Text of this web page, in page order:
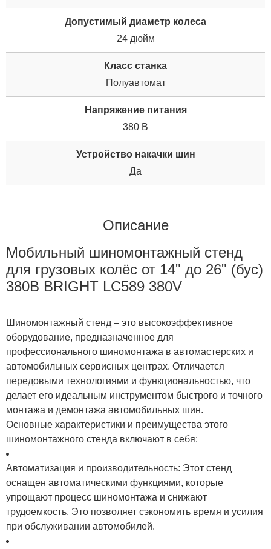
Допустимый диаметр колеса
24 дюйм
Класс станка
Полуавтомат
Напряжение питания
380 В
Устройство накачки шин
Да
Описание
Мобильный шиномонтажный стенд
для грузовых колёс от 14" до 26" (бус)
380В BRIGHT LC589 380V
Шиномонтажный стенд – это высокоэффективное
оборудование, предназначенное для
профессионального шиномонтажа в автомастерских и
автомобильных сервисных центрах. Отличается
передовыми технологиями и функциональностью, что
делает его идеальным инструментом быстрого и точного
монтажа и демонтажа автомобильных шин.
Основные характеристики и преимущества этого
шиномонтажного стенда включают в себя:
Автоматизация и производительность: Этот стенд
оснащен автоматическими функциями, которые
упрощают процесс шиномонтажа и снижают
трудоемкость. Это позволяет сэкономить время и усилия
при обслуживании автомобилей.